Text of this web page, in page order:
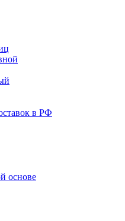
в РФ
основе